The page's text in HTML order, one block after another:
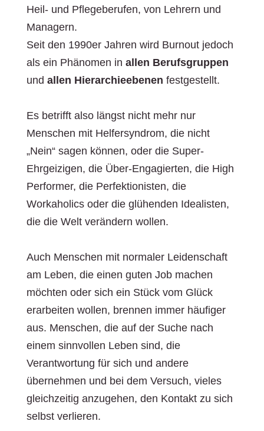
Heil- und Pflegeberufen, von Lehrern und
Managern.
Seit den 1990er Jahren wird Burnout jedoch
als ein Phänomen in allen Berufsgruppen
und allen Hierarchieebenen festgestellt.
Es betrifft also längst nicht mehr nur
Menschen mit Helfersyndrom, die nicht
„Nein“ sagen können, oder die Super-
Ehrgeizigen, die Über-Engagierten, die High
Performer, die Perfektionisten, die
Workaholics oder die glühenden Idealisten,
die die Welt verändern wollen.
Auch Menschen mit normaler Leidenschaft
am Leben, die einen guten Job machen
möchten oder sich ein Stück vom Glück
erarbeiten wollen, brennen immer häufiger
aus. Menschen, die auf der Suche nach
einem sinnvollen Leben sind, die
Verantwortung für sich und andere
übernehmen und bei dem Versuch, vieles
gleichzeitig anzugehen, den Kontakt zu sich
selbst verlieren.